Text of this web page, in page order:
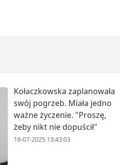
Kołaczkowska zaplanowała
swój pogrzeb. Miała jedno
ważne życzenie. "Proszę,
żeby nikt nie dopuścił"
18-07-2025 13:43:03